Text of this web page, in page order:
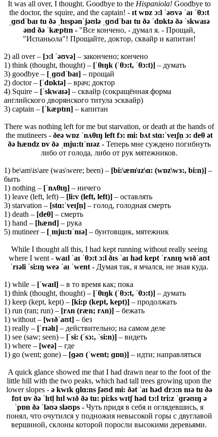
It was all over, I thought. Goodbye to the Hispaniola! Goodbye to
the doctor, the squire, and the captain! - ɪt wɒz ɔ:l ˈəʊvə ˈaɪ ˈθɔ:t
ˌɡʊdˈbaɪ tu ðə ˌhɪspənˈjəʊləˌɡʊdˈbaɪ tu ðə ˈdɒktə ðə ˈskwaɪə
ənd ðə ˈkæptɪn - "Все кончено, - думал я. - Прощай,
"Испаньола"! Прощайте, доктор, сквайр и капитан!
2) all over – [ɔ:l ˈəʊvə] – закончено; кончено
1) think (thought, thought) – [ˈθɪŋk (ˈθɔ:t, ˈθɔ:t)] – думать
3) goodbye – [ˌɡʊdˈbaɪ] – прощай
2) doctor – [ˈdɒktə] – врач; доктор
4) Squire – [ˈskwaɪə] – сквайр (сокращённая форма
английского дворянского титула эсквайр)
3) captain – [ˈkæptɪn] – капитан
There was nothing left for me but starvation, or death at the hands of
the mutineers - ðeə wɒz ˈnʌθɪŋ left fɔ: mi: bʌt stɑ:ˈveɪʃn̩ ɔ: deθ ət
ðə hændz ɒv ðə ˌmju:tɪˈnɪəz - Теперь мне суждено погибнуть
либо от голода, либо от рук мятежников.
1) be\am\is\are (was\were; been) – [bi:\æm\ɪz\ɑ: (wɒz\wɜ:, bi:n)] –
быть
1) nothing – [ˈnʌθɪŋ] – ничего
1) leave (left, left) – [li:v (left, left)] – оставлять
3) starvation – [stɑ:ˈveɪʃn̩] – голод, голодная смерть
1) death – [deθ] – смерть
1) hand – [hænd] – рука
5) mutineer – [ˌmju:tɪˈnɪə] – бунтовщик, мятежник
While I thought all this, I had kept running without really seeing
where I went - waɪl ˈaɪ ˈθɔ:t ɔ:l ðɪs ˈaɪ həd kept ˈrʌnɪŋ wɪðˈaʊt
ˈrɪəli ˈsi:ɪŋ weə ˈaɪ ˈwent - Думая так, я мчался, не зная куда.
1) while – [ˈwaɪl] – в то время как; пока
1) think (thought, thought) – [ˈθɪŋk (ˈθɔ:t, ˈθɔ:t)] – думать
1) keep (kept, kept) – [ki:p (kept, kept)] – продолжать
1) run (ran; run) – [rʌn (ræn; rʌn)] – бежать
1) without – [wɪðˈaʊt] – без
1) really – [ˈrɪəlɪ] – действительно; на самом деле
1) see (saw; seen) – [ˈsi: (ˈsɔ:, ˈsi:n)] – видеть
1) where – [weə] – где
1) go (went; gone) – [ɡəʊ (ˈwent; ɡɒn)] – идти; направляться
A quick glance showed me that I had drawn near to the foot of the
little hill with the two peaks, which had tall trees growing upon the
lower slopes - ə kwɪk ɡlɑ:ns ʃəʊd mi: ðət ˈaɪ həd drɔ:n nɪə tu ðə
fʊt ɒv ðə ˈlɪtl̩ hɪl wɪð ðə tu: pi:ks wɪtʃ həd tɔ:l tri:z ˈɡrəʊɪŋ ə
ˈpɒn ðə ˈləʊə sləʊps - Чуть придя в себя и оглядевшись, я
понял, что очутился у подножия невысокой горы с двуглавой
вершиной, склоны которой поросли высокими деревьями.